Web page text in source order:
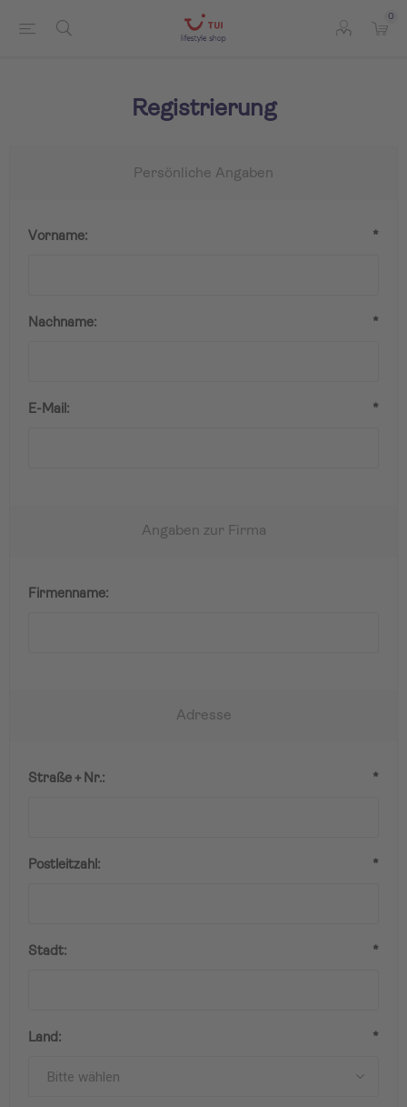
0
Registrierung
Persönliche Angaben
Vorname: *
Nachname: *
E-Mail: *
Angaben zur Firma
Firmenname:
Adresse
Straße + Nr.: *
Postleitzahl: *
Stadt: *
Land: *